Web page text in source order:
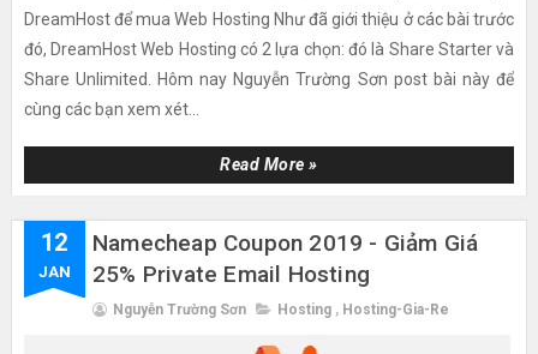
DreamHost để mua Web Hosting Như đã giới thiệu ở các bài trước
đó, DreamHost Web Hosting có 2 lựa chọn: đó là Share Starter và
Share Unlimited. Hôm nay Nguyễn Trường Sơn post bài này để
cùng các bạn xem xét...
Read More »
12
JAN
Namecheap Coupon 2019 - Giảm Giá
25% Private Email Hosting
Nguyễn Trường Sơn Hosting , Hosting-Gia-Re